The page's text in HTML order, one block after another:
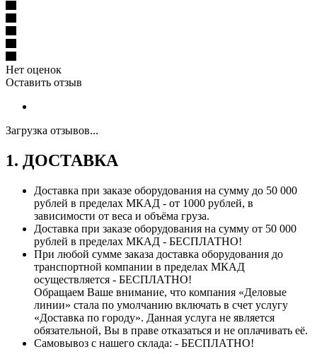
Нет оценок
Оставить отзыв
Загрузка отзывов...
1. ДОСТАВКА
Доставка при заказе оборудования на сумму до 50 000
рублей в пределах МКАД - от 1000 рублей, в
зависимости от веса и объёма груза.
Доставка при заказе оборудования на сумму от 50 000
рублей в пределах МКАД - БЕСПЛАТНО!
При любой сумме заказа доставка оборудования до
транспортной компании в пределах МКАД
осуществляется - БЕСПЛАТНО!
Обращаем Ваше внимание, что компания «Деловые
линии» стала по умолчанию включать в счет услугу
«Доставка по городу». Данная услуга не является
обязательной, Вы в праве отказаться и не оплачивать её.
Самовывоз с нашего склада: - БЕСПЛАТНО!